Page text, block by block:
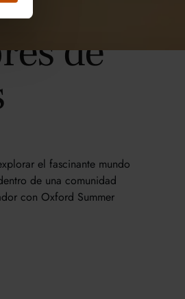
de
el fascinante mundo
de una comunidad
con Oxford Summer